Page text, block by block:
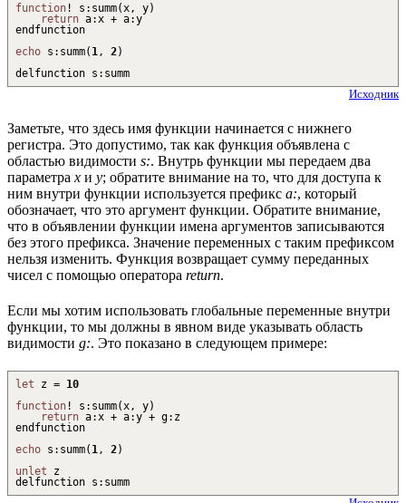
function ! s : summ( x, y)
return a: x + a:y
endfunction
echo s : summ( 1 , 2)
delfunction s : summ
Исходник
Заметьте, что здесь имя функции начинается с нижнего
регистра. Это допустимо, так как функция объявлена с
областью видимости s:. Внутрь функции мы передаем два
параметра x и y; обратите внимание на то, что для доступа к
ним внутри функции используется префикс a:, который
обозначает, что это аргумент функции. Обратите внимание,
что в объявлении функции имена аргументов записываются
без этого префикса. Значение переменных с таким префиксом
нельзя изменить. Функция возвращает сумму переданных
чисел с помощью оператора return.
Если мы хотим использовать глобальные переменные внутри
функции, то мы должны в явном виде указывать область
видимости g:. Это показано в следующем примере:
let z = 10
function ! s : summ(x, y)
return a:x + a:y + g: z
endfunction
echo s : summ( 1, 2)
unlet z
delfunction s : summ